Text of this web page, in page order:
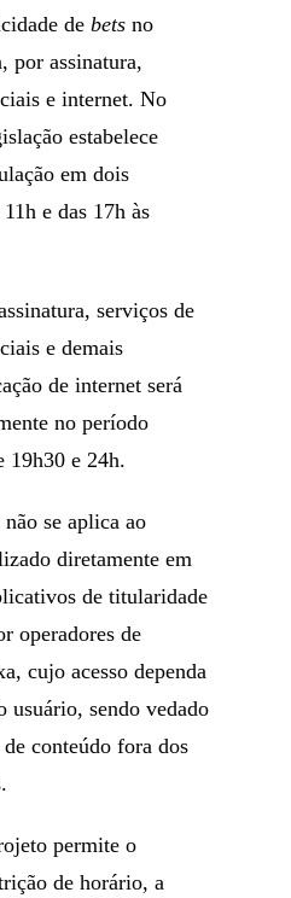
debetsno
por assinatura,
e internet. No
estabelece
em dois
e das 17h às
serviços de
e demais
de internet será
no período
19h30 e 24h.
se aplica ao
diretamente em
de titularidade
operadores de
cujo acesso dependa
usuário, sendo vedado
conteúdo fora dos
permite o
de horário, a